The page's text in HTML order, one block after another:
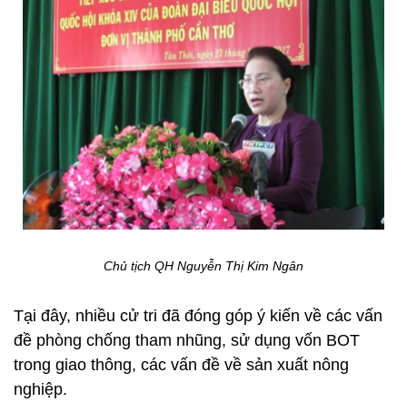
Chủ tịch QH Nguyễn Thị Kim Ngân
Tại đây, nhiều cử tri đã đóng góp ý kiến về các vấn
đề phòng chống tham nhũng, sử dụng vốn BOT
trong giao thông, các vấn đề về sản xuất nông
nghiệp.